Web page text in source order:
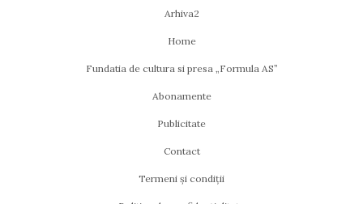
Arhiva2
Home
Fundatia de cultura si presa „Formula AS”
Abonamente
Publicitate
Contact
Termeni și condiții